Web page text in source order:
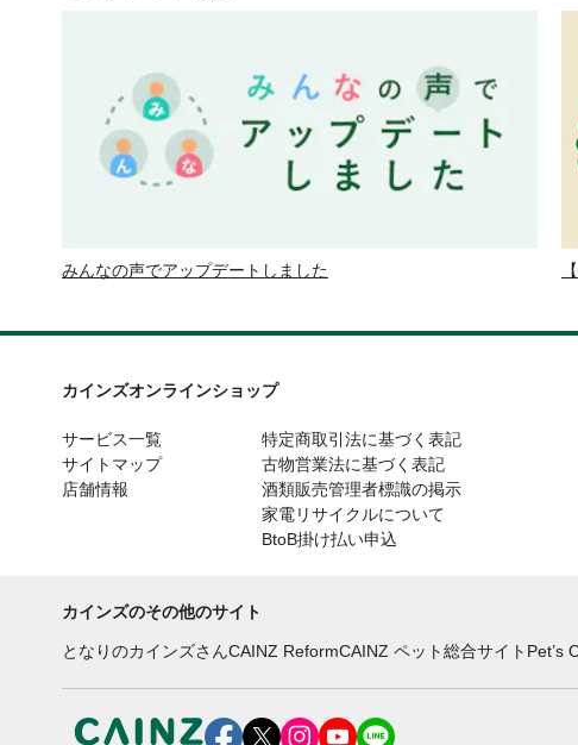
みんなの声でアップデートしました
カインズオンラインショップ
サービス一覧
サイトマップ
店舗情報
特定商取引法に基づく表記
古物営業法に基づく表記
酒類販売管理者標識の掲示
家電リサイクルについて
BtoB掛け払い申込
カインズのその他のサイト
となりのカインズさんCAINZ ReformCAINZ ペット総合サイト Pet’s